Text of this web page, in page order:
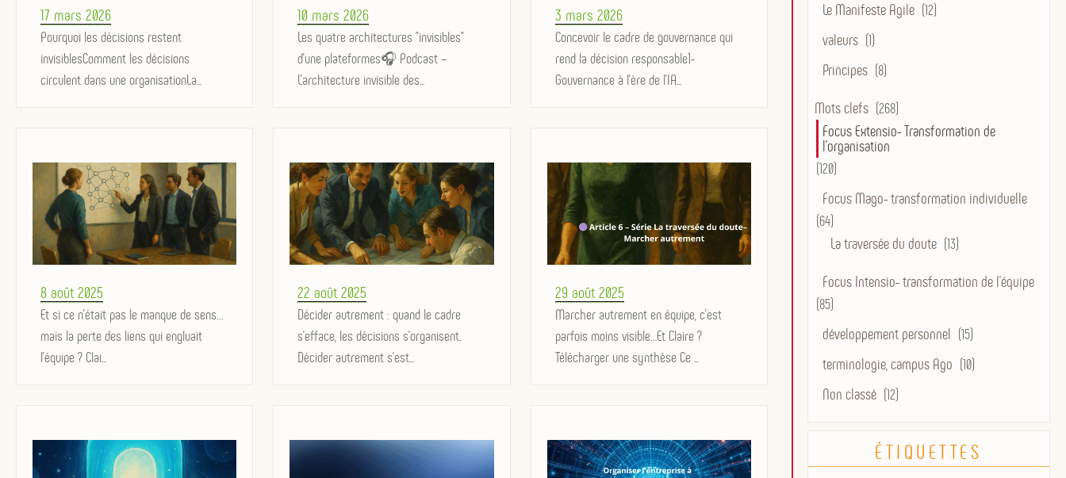
Posted
on
17 mars 2026
Pourquoi les décisions restent
invisiblesComment les décisions
circulent dans une organisationLa...
Posted
on
10 mars 2026
Les quatre architectures "invisibles"
d'une plateformes🎧 Podcast –
L’architecture invisible des...
Posted
on
3 mars 2026
Concevoir le cadre de gouvernance qui
rend la décision responsable1-
Gouvernance à l’ère de l’IA...
Posted
on
8 août 2025
Et si ce n’était pas le manque de sens…
mais la perte des liens qui engluait
l’équipe ? Clai...
Posted
on
22 août 2025
Décider autrement : quand le cadre
s'efface, les décisions s'organisent.
Décider autrement s'est...
Posted
on
29 août 2025
Marcher autrement en équipe, c’est
parfois moins visible…Et Claire ?
Télécharger une synthèse Ce ...
Le Manifeste Agile (12)
valeurs (1)
Principes (8)
Mots clefs (268)
Focus Extensio- Transformation de
l'organisation
(120)
Focus Mago- transformation individuelle
(64)
La traversée du doute (13)
Focus Intensio- transformation de l'équipe
(85)
développement personnel (15)
terminologie, campus Ago (10)
Non classé (12)
ÉTIQUETTES